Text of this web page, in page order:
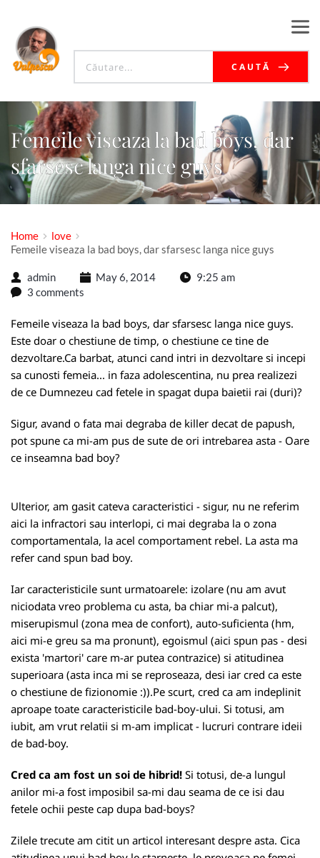
CAUTĂ
Femeile viseaza la bad boys, dar
sfarsesc langa nice guys
Home
love
Femeile viseaza la bad boys, dar sfarsesc langa nice guys
admin May 6, 2014
9:25 am
3 comments
Femeile viseaza la bad boys, dar sfarsesc langa nice guys.
Este doar o chestiune de timp, o chestiune ce tine de
dezvoltare.Ca barbat, atunci cand intri in dezvoltare si incepi
sa cunosti femeia... in faza adolescentina, nu prea realizezi
de ce Dumnezeu cad fetele in spagat dupa baietii rai (duri)?
Sigur, avand o fata mai degraba de killer decat de papush,
pot spune ca mi-am pus de sute de ori intrebarea asta - Oare
ce inseamna bad boy?
Ulterior, am gasit cateva caracteristici - sigur, nu ne referim
aici la infractori sau interlopi, ci mai degraba la o zona
comportamentala, la acel comportament rebel. La asta ma
refer cand spun bad boy.
Iar caracteristicile sunt urmatoarele: izolare (nu am avut
niciodata vreo problema cu asta, ba chiar mi-a palcut),
miserupismul (zona mea de confort), auto-suficienta (hm,
aici mi-e greu sa ma pronunt), egoismul (aici spun pas - desi
exista 'martori' care m-ar putea contrazice) si atitudinea
superioara (asta inca mi se reproseaza, desi iar cred ca este
o chestiune de fizionomie :)).Pe scurt, cred ca am indeplinit
aproape toate caracteristicile bad-boy-ului. Si totusi, am
iubit, am vrut relatii si m-am implicat - lucruri contrare ideii
de bad-boy.
Cred ca am fost un soi de hibrid! Si totusi, de-a lungul
anilor mi-a fost imposibil sa-mi dau seama de ce isi dau
fetele ochii peste cap dupa bad-boys?
Zilele trecute am citit un articol interesant despre asta. Cica